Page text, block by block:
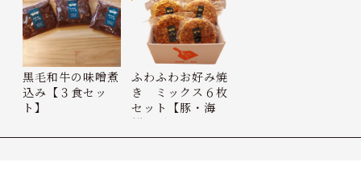
黒毛和牛の味噌煮
込み【３食セッ
ト】
ふわふわお好み焼
き ミックス６枚
セット【豚・海